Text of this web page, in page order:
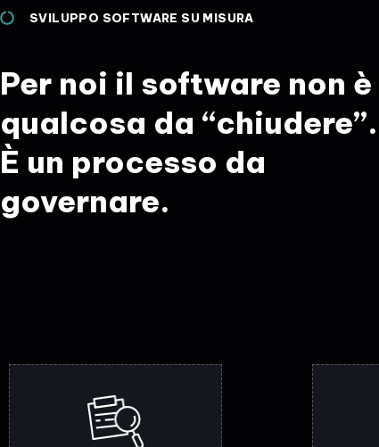
SVILUPPO SOFTWARE SU MISURA
Per noi il software non è
qualcosa da “chiudere”.
È un processo da
governare.